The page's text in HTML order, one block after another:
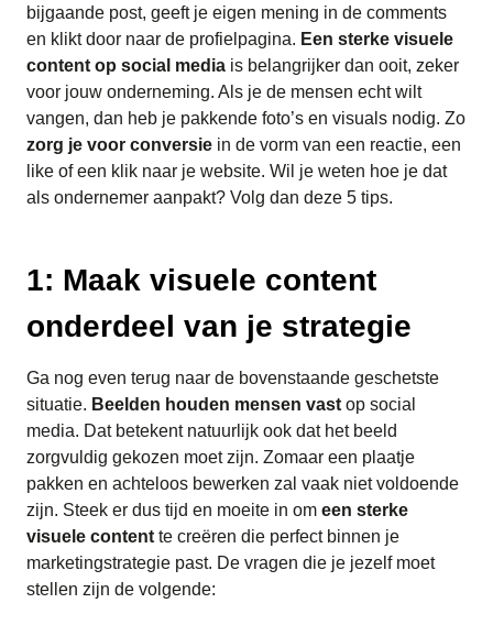
bijgaande post, geeft je eigen mening in de comments
en klikt door naar de profielpagina. Een sterke visuele
content op social media is belangrijker dan ooit, zeker
voor jouw onderneming. Als je de mensen echt wilt
vangen, dan heb je pakkende foto’s en visuals nodig. Zo
zorg je voor conversie in de vorm van een reactie, een
like of een klik naar je website. Wil je weten hoe je dat
als ondernemer aanpakt? Volg dan deze 5 tips.
1: Maak visuele content
onderdeel van je strategie
Ga nog even terug naar de bovenstaande geschetste
situatie. Beelden houden mensen vast op social
media. Dat betekent natuurlijk ook dat het beeld
zorgvuldig gekozen moet zijn. Zomaar een plaatje
pakken en achteloos bewerken zal vaak niet voldoende
zijn. Steek er dus tijd en moeite in om een sterke
visuele content te creëren die perfect binnen je
marketingstrategie past. De vragen die je jezelf moet
stellen zijn de volgende: